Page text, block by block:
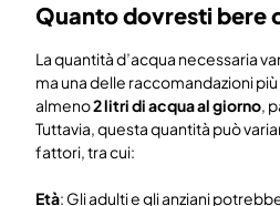
Quanto dovresti bere
La quantità d’acqua necessaria
ma una delle raccomandazioni
almeno2 litri di acqua al giorno,
Tuttavia, questa quantità può
fattori, tra cui:
Età: Gli adulti e gli anziani